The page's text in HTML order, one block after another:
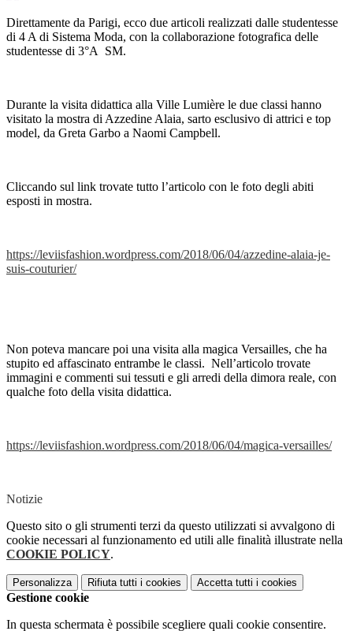
Direttamente da Parigi, ecco due articoli realizzati dalle studentesse
di 4 A di Sistema Moda, con la collaborazione fotografica delle
studentesse di 3°A SM.
Durante la visita didattica alla Ville Lumière le due classi hanno
visitato la mostra di Azzedine Alaia, sarto esclusivo di attrici e top
model, da Greta Garbo a Naomi Campbell.
Cliccando sul link trovate tutto l’articolo con le foto degli abiti
esposti in mostra.
https://leviisfashion.wordpress.com/2018/06/04/azzedine-alaia-je-
suis-couturier/
Non poteva mancare poi una visita alla magica Versailles, che ha
stupito ed affascinato entrambe le classi. Nell’articolo trovate
immagini e commenti sui tessuti e gli arredi della dimora reale, con
qualche foto della visita didattica.
https://leviisfashion.wordpress.com/2018/06/04/magica-versailles/
Notizie
Questo sito o gli strumenti terzi da questo utilizzati si avvalgono di
cookie necessari al funzionamento ed utili alle finalità illustrate nella
COOKIE POLICY.
Personalizza Rifiuta tutti i cookies Accetta tutti i cookies
Gestione cookie
In questa schermata è possibile scegliere quali cookie consentire.